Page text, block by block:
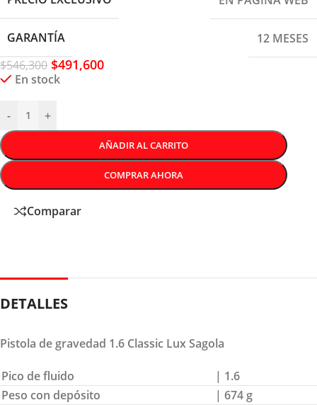
GARANTÍA
12 MESES
$546,300 $491,600
En stock
- +
AÑADIR AL CARRITO
COMPRAR AHORA
Comparar
DETALLES
Pistola de gravedad 1.6 Classic Lux Sagola
Pico de fluido
| 1.6
Peso con depósito
| 674 g